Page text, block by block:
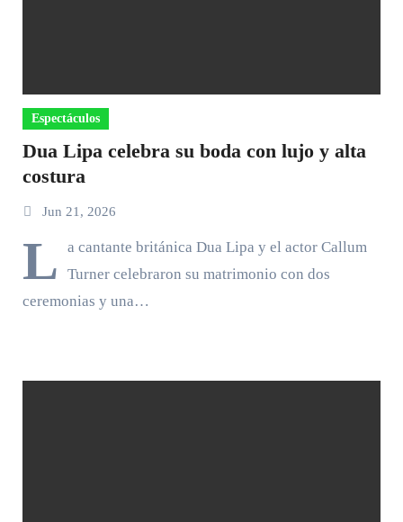
Espectáculos
Dua Lipa celebra su boda con lujo y alta
costura
Jun 21, 2026
L
a cantante británica Dua Lipa y el actor Callum
Turner celebraron su matrimonio con dos
ceremonias y una…